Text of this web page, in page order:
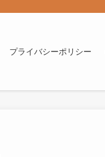
プライバシーポリシー